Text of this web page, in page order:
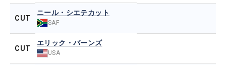
CUT
ニール・シエテカット
SAF
CUT
エリック・バーンズ
USA